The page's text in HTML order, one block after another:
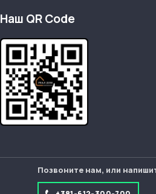
Наш QR Code
Позвоните нам, или